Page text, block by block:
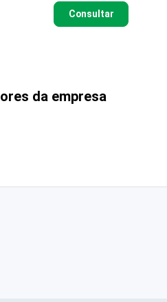
Consultar
da empresa